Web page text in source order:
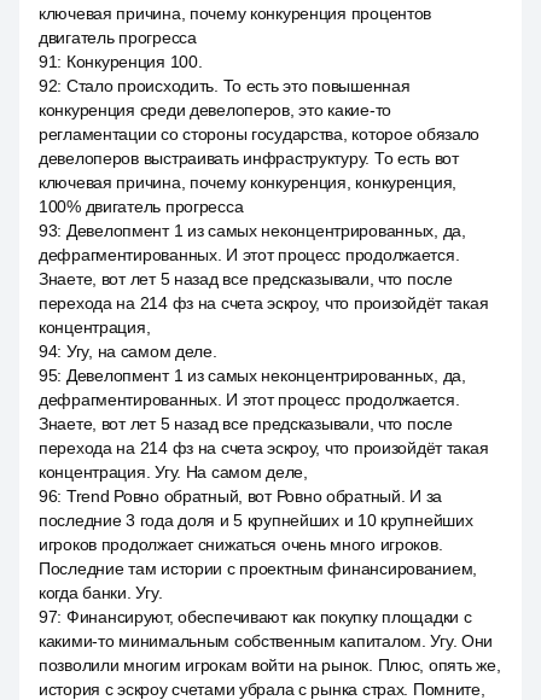
ключевая причина, почему конкуренция процентов
двигатель прогресса
91: Конкуренция 100.
92: Стало происходить. То есть это повышенная
конкуренция среди девелоперов, это какие-то
регламентации со стороны государства, которое обязало
девелоперов выстраивать инфраструктуру. То есть вот
ключевая причина, почему конкуренция, конкуренция,
100% двигатель прогресса
93: Девелопмент 1 из самых неконцентрированных, да,
дефрагментированных. И этот процесс продолжается.
Знаете, вот лет 5 назад все предсказывали, что после
перехода на 214 фз на счета эскроу, что произойдёт такая
концентрация,
94: Угу, на самом деле.
95: Девелопмент 1 из самых неконцентрированных, да,
дефрагментированных. И этот процесс продолжается.
Знаете, вот лет 5 назад все предсказывали, что после
перехода на 214 фз на счета эскроу, что произойдёт такая
концентрация. Угу. На самом деле,
96: Trend Ровно обратный, вот Ровно обратный. И за
последние 3 года доля и 5 крупнейших и 10 крупнейших
игроков продолжает снижаться очень много игроков.
Последние там истории с проектным финансированием,
когда банки. Угу.
97: Финансируют, обеспечивают как покупку площадки с
какими-то минимальным собственным капиталом. Угу. Они
позволили многим игрокам войти на рынок. Плюс, опять же,
история с эскроу счетами убрала с рынка страх. Помните,